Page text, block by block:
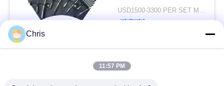
স্ট্যাটর এবং রটার
USD1500-3300 PER SET MOQ:১টি সেট
যোগাযোগ
Chris
11:57 PM